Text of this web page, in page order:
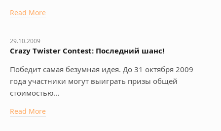
Read More
29.10.2009
Crazy Twister Contest: Последний шанс!
Победит самая безумная идея. До 31 октября 2009
года участники могут выиграть призы общей
стоимостью…
Read More